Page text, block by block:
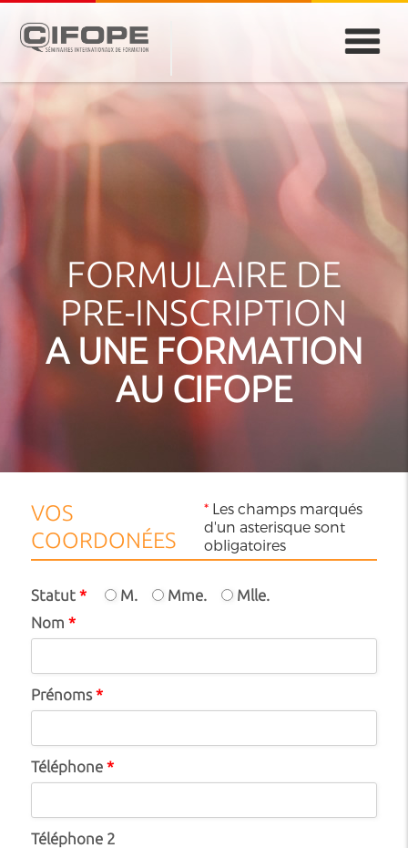
ABIDJAN
ATLANTA
CASABLANCA
JEDDAH
MONTREAL
FORMULAIRE DE
PRE-INSCRIPTION
A UNE FORMATION
AU CIFOPE
VOS
COORDONÉES
*Les champs marqués
d'un asterisque sont
obligatoires
Statut * M. Mme.
Mlle.
Nom *
Prénoms*
Téléphone *
Téléphone 2